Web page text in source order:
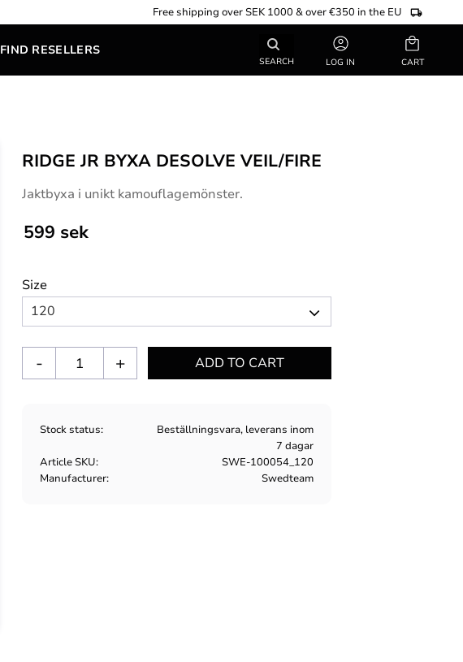
Free shipping over SEK 1000 & over €350 in the EU
SEARCH
FIND RESELLERS
LOG IN
Basket
RIDGE JR BYXA DESOLVE VEIL/FIRE
Jaktbyxa i unikt kamouflagemönster.
599 sek
Size
+
-
Stock status
Beställningsvara, leverans inom
7 dagar
Article SKU
SWE-100054_120
Manufacturer
Swedteam